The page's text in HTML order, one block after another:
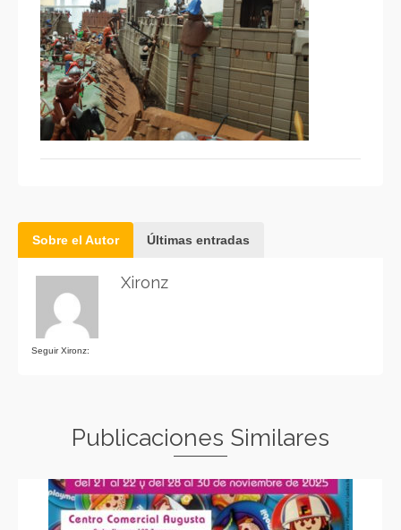
Sobre el Autor Últimas entradas
Seguir Xironz:
Xironz
Publicaciones Similares